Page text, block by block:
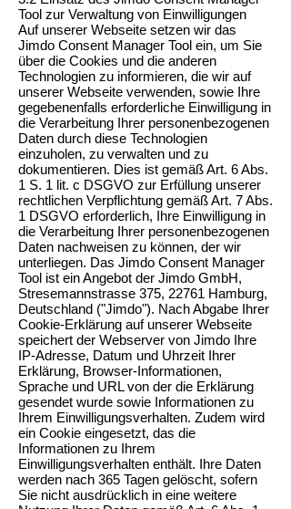
Tool zur Verwaltung von Einwilligungen
Auf unserer Webseite setzen wir das
Jimdo Consent Manager Tool ein, um Sie
über die Cookies und die anderen
Technologien zu informieren, die wir auf
unserer Webseite verwenden, sowie Ihre
gegebenenfalls erforderliche Einwilligung in
die Verarbeitung Ihrer personenbezogenen
Daten durch diese Technologien
einzuholen, zu verwalten und zu
dokumentieren. Dies ist gemäß Art. 6 Abs.
1 S. 1 lit. c DSGVO zur Erfüllung unserer
rechtlichen Verpflichtung gemäß Art. 7 Abs.
1 DSGVO erforderlich, Ihre Einwilligung in
die Verarbeitung Ihrer personenbezogenen
Daten nachweisen zu können, der wir
unterliegen. Das Jimdo Consent Manager
Tool ist ein Angebot der Jimdo GmbH,
Stresemannstrasse 375, 22761 Hamburg,
Deutschland ("Jimdo"). Nach Abgabe Ihrer
Cookie-Erklärung auf unserer Webseite
speichert der Webserver von Jimdo Ihre
IP-Adresse, Datum und Uhrzeit Ihrer
Erklärung, Browser-Informationen,
Sprache und URL von der die Erklärung
gesendet wurde sowie Informationen zu
Ihrem Einwilligungsverhalten. Zudem wird
ein Cookie eingesetzt, das die
Informationen zu Ihrem
Einwilligungsverhalten enthält. Ihre Daten
werden nach 365 Tagen gelöscht, sofern
Sie nicht ausdrücklich in eine weitere